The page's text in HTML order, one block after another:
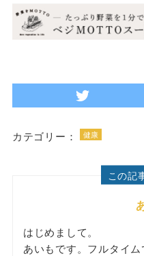
カテゴリー： 健康
この記
はじめまして。
あいもです。フルタイ